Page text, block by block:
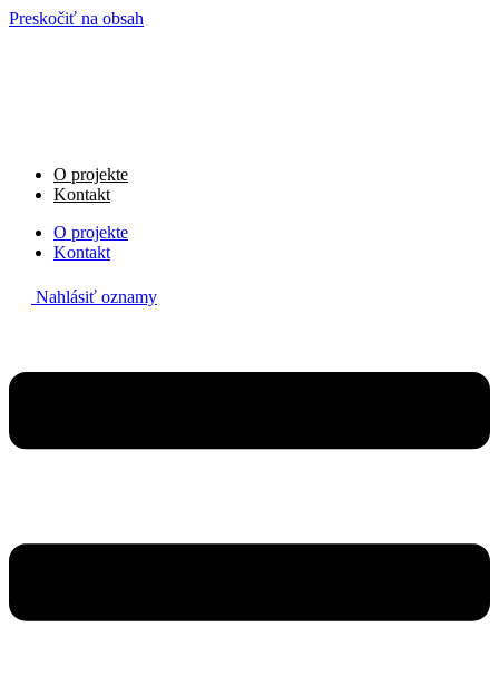
Preskočiť na obsah
O projekte
Kontakt
O projekte
Kontakt
Nahlásiť oznamy